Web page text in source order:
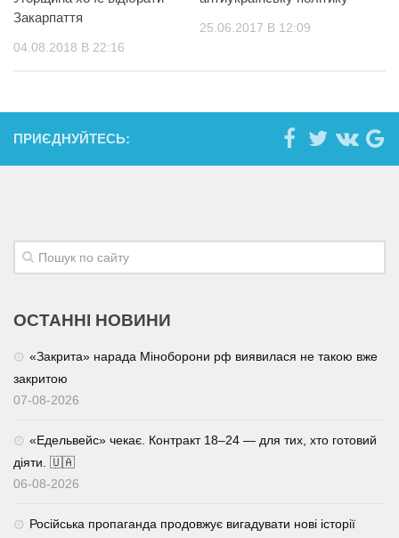
Закарпаття
04.08.2018 В 22:16
25.06.2017 В 12:09
ПРИЄДНУЙТЕСЬ:
ОСТАННІ НОВИНИ
«Закрита» нарада Міноборони рф виявилася не такою вже
закритою
07-08-2026
«Едельвейс» чекає. Контракт 18–24 — для тих, хто готовий
діяти. 🇺🇦
06-08-2026
Російська пропаганда продовжує вигадувати нові історії